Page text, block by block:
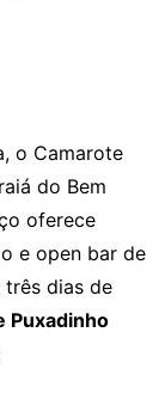
o Camarote
do Bem
oferece
e open bar de
três dias de
Puxadinho